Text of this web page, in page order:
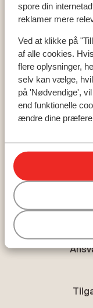
spore din
reklamer mere
Ved at klikke på
af alle cookies.
flere oplysninger,
selv kan vælge,
på 'Nødvendige',
end funktionelle
ændre dine